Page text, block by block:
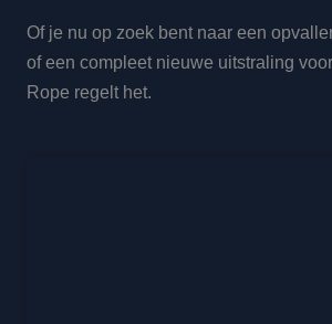
Of je nu op zoek bent naar een
of een compleet nieuwe uitstraling
Rope regelt het.